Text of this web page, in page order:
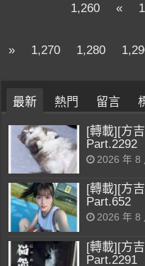
1,260
«
»
1,270 1,280
最新 熱門 留言
[轉載][方
Part.2292
2026 年 8
[轉載][方
Part.652
2026 年 8
[轉載][方
Part.2291